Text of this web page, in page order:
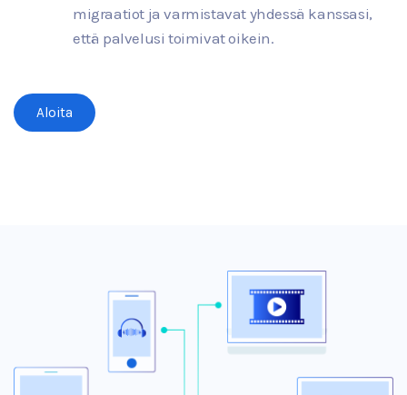
migraatiot ja varmistavat yhdessä kanssasi,
että palvelusi toimivat oikein.
Aloita